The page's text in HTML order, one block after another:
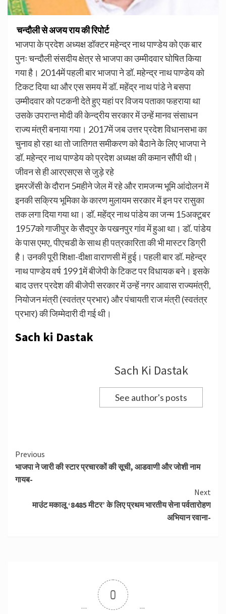
चन्दौली से अजय राय की रिपोर्ट
भाजपा के प्रदेश अध्यक्ष डॉक्टर महेन्द्र नाथ पाण्डेय को एक बार
पुनः चन्दौली संसदीय क्षेत्र से भाजपा का उम्मीदवार घोषित किया
गया है। 2014में पहली बार भाजपा ने डॉ. महेन्द्र नाथ पाण्डेय को
टिकट दिया था और एस समय में डॉ. महेंद्र नाथ पांडे ने बसपा
उम्मीदवार को पटकनी देते हुए यहां पर विजय पताका फहराया था
उसके उपरान्त मोदी की केन्द्रीय सरकार में उन्हें मानव संसाधन
राज्य मंत्री बनाया गया। 2017में जब उत्तर प्रदेश विधानसभा का
चुनाव हो रहा था तो जातिगत समीकरण को बैठाने के लिए भाजपा ने
डॉ. महेन्द्र नाथ पाण्डेय को प्रदेश अध्यक्ष की कमान सौंपी थी।
जीवन से ही आरएसएस से जुड़े रहे
इमरजेंसी के दौरान 5महीने जेल में रहे और रामजन्म भूमि आंदोलन में
इनकी सक्रिय भूमिका के कारण मुलायम सरकार में इन पर रासुका
तक लगा दिया गया था। डॉ. महेंद्र नाथ पांडेय का जन्म 15अक्टूबर
1957को गाजीपुर के सैदपुर के पखनपुर गांव में हुआ था। डॉ. पांडेय
के पास एमए, पीएचडी के साथ ही पत्रकारिता की भी मास्टर डिग्री
है। उनकी पूरी शिक्षा-दीक्षा वाराणसी में हुई। पहली बार डॉ. महेन्द्र
नाथ पाण्डेय वर्ष 1991में बीजेपी के टिकट पर विधायक बने। इसके
बाद उत्तर प्रदेश की बीजेपी सरकार में उन्हें नगर आवास राज्यमंत्री,
नियोजन मंत्री (स्वतंत्र प्रभार) और पंचायती राज मंत्री (स्वतंत्र
प्रभार) की जिम्मेदारी दी गई थी।
Sach ki Dastak
Sach Ki Dastak
See author's posts
Continue
Reading
Previous
भाजपा ने जारी की स्टार प्रचारकों की सूची, आडवाणी और जोशी नाम
गायब-
Next
माउंट मकालू ‘8485 मीटर’ के लिए प्रथम भारतीय सेना पर्वतारोहण
अभियान रवाना-
0